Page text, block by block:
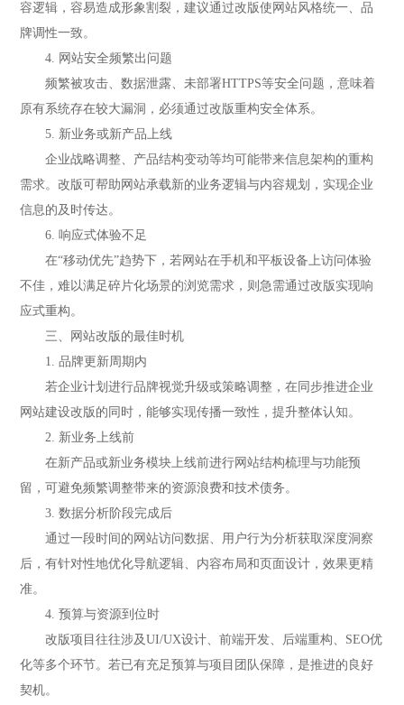
容逻辑，容易造成形象割裂，建议通过改版使网站风格统一、品
牌调性一致。
4. 网站安全频繁出问题
频繁被攻击、数据泄露、未部署HTTPS等安全问题，意味着
原有系统存在较大漏洞，必须通过改版重构安全体系。
5. 新业务或新产品上线
企业战略调整、产品结构变动等均可能带来信息架构的重构
需求。改版可帮助网站承载新的业务逻辑与内容规划，实现企业
信息的及时传达。
6. 响应式体验不足
在“移动优先”趋势下，若网站在手机和平板设备上访问体验
不佳，难以满足碎片化场景的浏览需求，则急需通过改版实现响
应式重构。
三、网站改版的最佳时机
1. 品牌更新周期内
若企业计划进行品牌视觉升级或策略调整，在同步推进企业
网站建设改版的同时，能够实现传播一致性，提升整体认知。
2. 新业务上线前
在新产品或新业务模块上线前进行网站结构梳理与功能预
留，可避免频繁调整带来的资源浪费和技术债务。
3. 数据分析阶段完成后
通过一段时间的网站访问数据、用户行为分析获取深度洞察
后，有针对性地优化导航逻辑、内容布局和页面设计，效果更精
准。
4. 预算与资源到位时
改版项目往往涉及UI/UX设计、前端开发、后端重构、SEO优
化等多个环节。若已有充足预算与项目团队保障，是推进的良好
契机。